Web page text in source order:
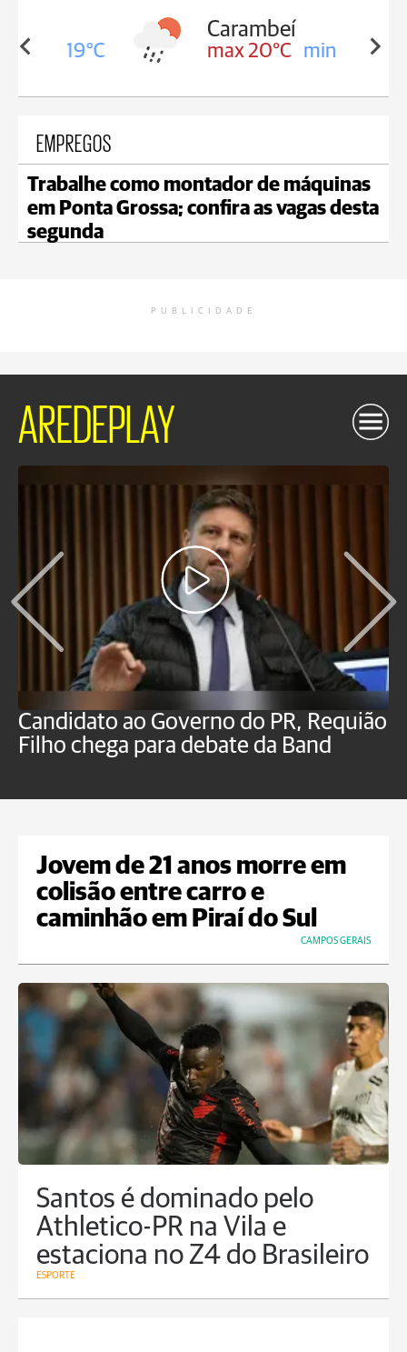
19°C
Carambeí
max 20°C min 19°C
EMPREGOS
Trabalhe como montador de máquinas
em Ponta Grossa; confira as vagas desta
segunda
PUBLICIDADE
AREDEPLAY
Candidato ao Governo do PR, Requião
Filho chega para debate da Band
Jovem de 21 anos morre em
colisão entre carro e
caminhão em Piraí do Sul
CAMPOS GERAIS
Santos é dominado pelo
Athletico-PR na Vila e
estaciona no Z4 do Brasileiro
ESPORTE